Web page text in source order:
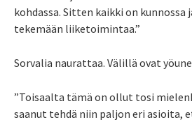
kohdassa. Sitten kaikki on kunnossa
tekemään liiketoimintaa.”
Sorvalia naurattaa. Välillä ovat
”Toisaalta tämä on ollut tosi
saanut tehdä niin paljon eri asioita,